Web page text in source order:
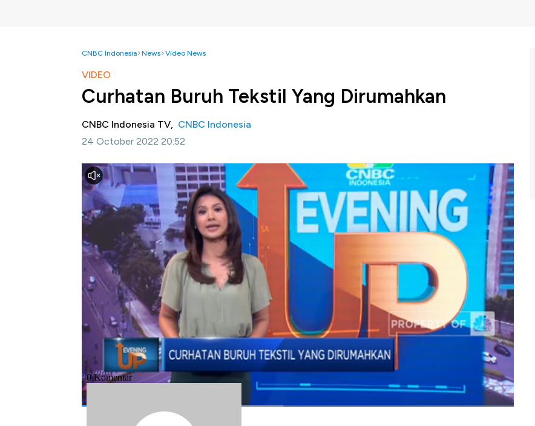
CNBC Indonesia News Video News
VIDEO
Curhatan Buruh Tekstil Yang Dirumahkan
CNBC Indonesia TV, CNBC Indonesia
24 October 2022 20:52
Jakarta. CNBC Indonesia -Badai PHK terus menghantam dunia industri tak terkecuali industri
tekstil yang akhirnya mau tidak mau harus merumahkan karyawan mereka, ada yang menyebut ini
semua sebagai dalih, namun bagaimana fakta di lapangan ?
Selengkapnya dalam program Evening Up CNBC Indonesia (Senin, 24/10/2022) berikut ini.
Bagikan:
#tekstil #industri #phk